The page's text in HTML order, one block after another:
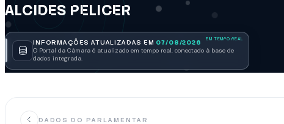
ALCIDES PELICER
INFORMAÇÕES ATUALIZADAS EM 07/08/2026
O Portal da Câmara é atualizado em tempo real, conectado à base de
dados integrada.
DADOS DO PARLAMENTAR